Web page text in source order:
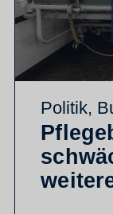
Politik,